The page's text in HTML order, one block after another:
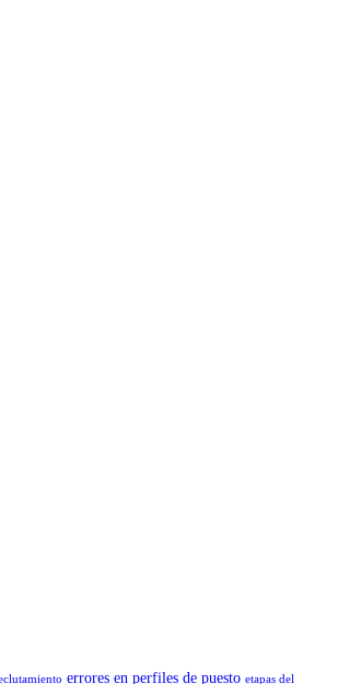
errores en perfiles de puesto etapas del